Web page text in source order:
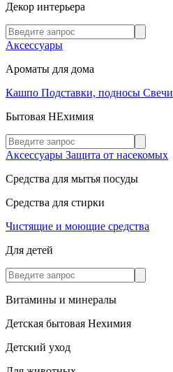
Декор интерьера
Аксессуары
Ароматы для дома
Кашпо Подставки, подносы Свечи
Бытовая НЕхимия
Аксессуары Защита от насекомых
Средства для мытья посуды
Средства для стирки
Чистящие и моющие средства
Для детей
Витамины и минералы
Детская бытовая Нехимия
Детский уход